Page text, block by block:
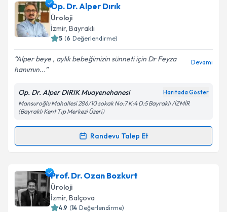
Prof. Dr. R. Taner Divrikiçin randevu takvimi talebi
oluşturun. Size bu uzmandan randevu almanız için bir
takvim hazırlandığında e-posta ile bilgilendireceğiz.
Kişisel verilerimin işlenmesine ilişkin
Aydınlatma
Metni'ni okudum ve kişisel verilerimin belirtilen
kapsamda işlenmesini kabul ediyorum.
Takvim Talebini Gönder
Op. Dr. Alper Dırık
Üroloji
İzmir, Bayraklı
5 (6 Değerlendirme)
Alper beye , aylık bebeğimizin sünneti için Dr Feyza
hanımın...
Devamı
Op. Dr. Alper DIRIK Muayenehanesi Haritada Göster
Mansuroğlu Mahallesi 286/10 sokak No:7 K:4 D:5 Bayraklı /İZMİR
(Bayraklı Kent Tıp Merkezi Üzeri)
Randevu Talep Et
Randevu Takvimi Talebi
Op. Dr. Alper Dırıkiçin randevu takvimi talebi
oluşturun. Size bu uzmandan randevu almanız için bir
takvim hazırlandığında e-posta ile bilgilendireceğiz.
Prof. Dr. Ozan Bozkurt
Üroloji
İzmir, Balçova
4.9 (14 Değerlendirme)